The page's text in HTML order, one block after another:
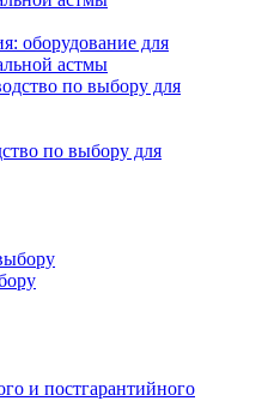
оборудование для
астмы
по выбору для